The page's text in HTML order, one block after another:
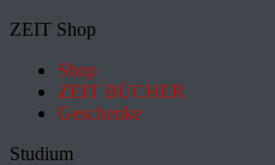
ZEIT Shop
Shop
ZEIT BÜCHER
Geschenke
Studium